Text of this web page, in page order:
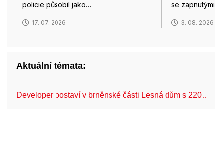
policie působil jako…
17. 07. 2026
se zapnutými
3. 08. 2026
Aktuální témata:
Developer postaví v brněnské části Lesná dům s 220…